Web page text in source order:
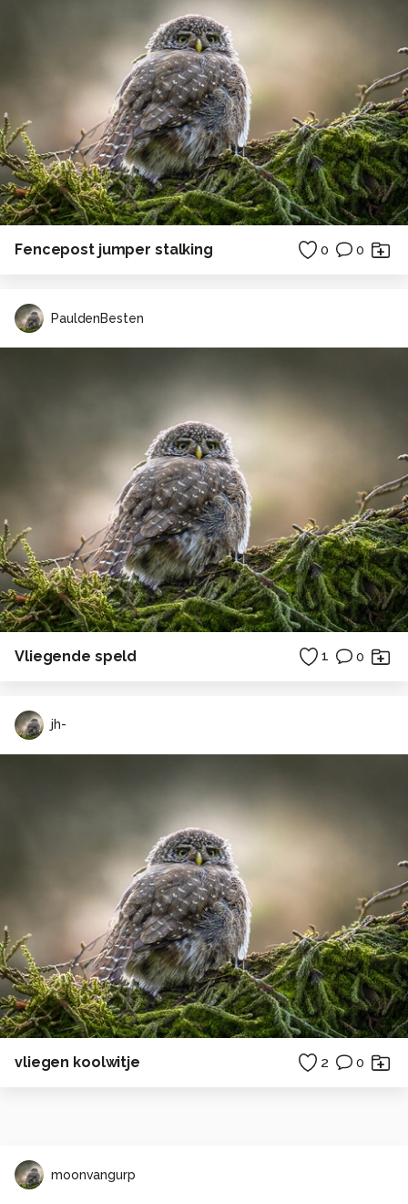
Fencepost jumper stalking 0 0
PauldenBesten
Vliegende speld 1 0
jh-
vliegen koolwitje 2 0
moonvangurp